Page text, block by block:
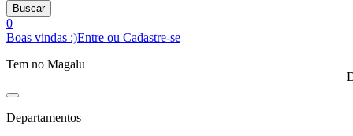
Buscar
0
Boas vindas :)Entre ou Cadastre-se
Tem no Magalu
Departamentos